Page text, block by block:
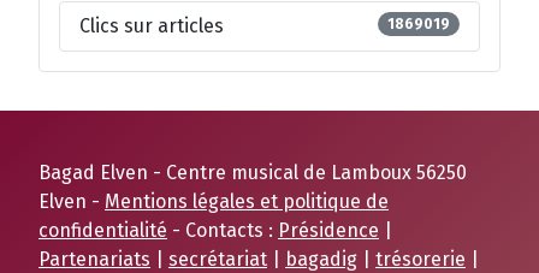
Clics sur articles 1869019
Bagad Elven - Centre musical de Lamboux 56250
Elven - Mentions légales et politique de
confidentialité - Contacts : Présidence
Partenariats
secrétariat bagadig trésorerie